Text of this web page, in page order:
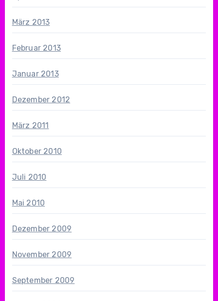
März 2013
Februar 2013
Januar 2013
Dezember 2012
März 2011
Oktober 2010
Juli 2010
Mai 2010
Dezember 2009
November 2009
September 2009